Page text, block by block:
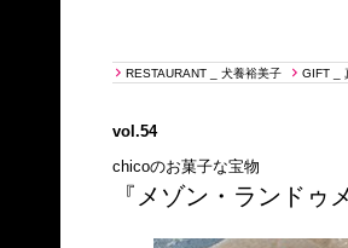
RESTAURANT _ 犬養裕美子 GIFT _
vol.54
chicoのお菓子な宝物
『メゾン・ランドゥ